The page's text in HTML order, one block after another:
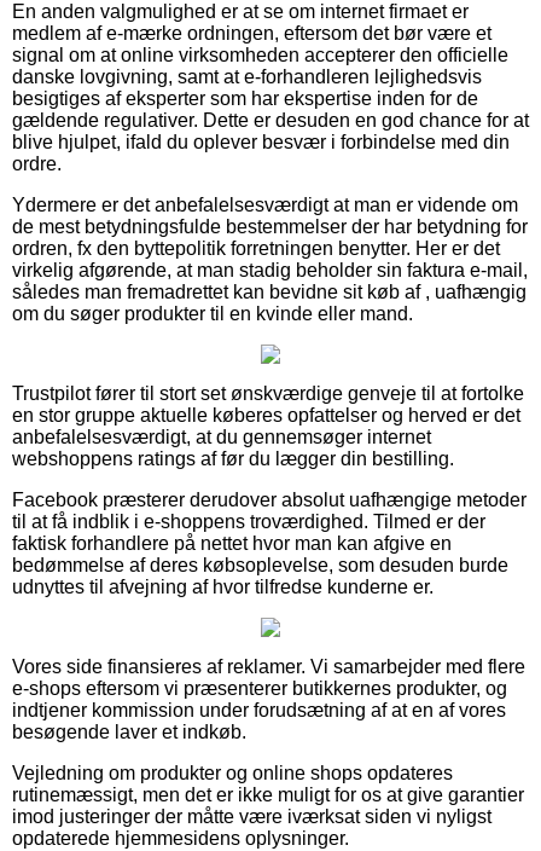
En anden valgmulighed er at se om internet firmaet er
medlem af e-mærke ordningen, eftersom det bør være et
signal om at online virksomheden accepterer den officielle
danske lovgivning, samt at e-forhandleren lejlighedsvis
besigtiges af eksperter som har ekspertise inden for de
gældende regulativer. Dette er desuden en god chance for at
blive hjulpet, ifald du oplever besvær i forbindelse med din
ordre.
Ydermere er det anbefalelsesværdigt at man er vidende om
de mest betydningsfulde bestemmelser der har betydning for
ordren, fx den byttepolitik forretningen benytter. Her er det
virkelig afgørende, at man stadig beholder sin faktura e-mail,
således man fremadrettet kan bevidne sit køb af , uafhængig
om du søger produkter til en kvinde eller mand.
Trustpilot fører til stort set ønskværdige genveje til at fortolke
en stor gruppe aktuelle køberes opfattelser og herved er det
anbefalelsesværdigt, at du gennemsøger internet
webshoppens ratings af før du lægger din bestilling.
Facebook præsterer derudover absolut uafhængige metoder
til at få indblik i e-shoppens troværdighed. Tilmed er der
faktisk forhandlere på nettet hvor man kan afgive en
bedømmelse af deres købsoplevelse, som desuden burde
udnyttes til afvejning af hvor tilfredse kunderne er.
Vores side finansieres af reklamer. Vi samarbejder med flere
e-shops eftersom vi præsenterer butikkernes produkter, og
indtjener kommission under forudsætning af at en af vores
besøgende laver et indkøb.
Vejledning om produkter og online shops opdateres
rutinemæssigt, men det er ikke muligt for os at give garantier
imod justeringer der måtte være iværksat siden vi nyligst
opdaterede hjemmesidens oplysninger.